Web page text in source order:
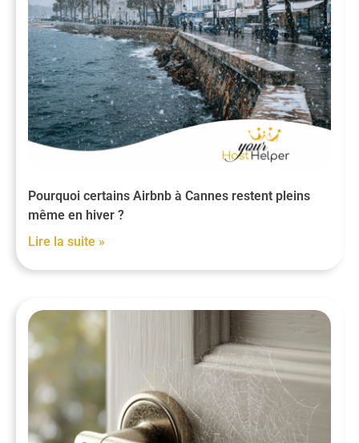
Pourquoi certains Airbnb à Cannes restent pleins
même en hiver ?
Lire la suite »